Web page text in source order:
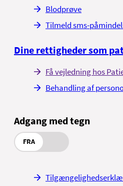
Blodprøve
Tilmeld sms-
Dine rettigheder som
Få vejledning hos
Behandling af
Adgang med tegn
FRA